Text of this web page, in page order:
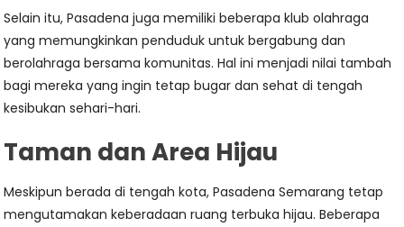
Selain itu, Pasadena juga memiliki beberapa klub olahraga
yang memungkinkan penduduk untuk bergabung dan
berolahraga bersama komunitas. Hal ini menjadi nilai tambah
bagi mereka yang ingin tetap bugar dan sehat di tengah
kesibukan sehari-hari.
Taman dan Area Hijau
Meskipun berada di tengah kota, Pasadena Semarang tetap
mengutamakan keberadaan ruang terbuka hijau. Beberapa